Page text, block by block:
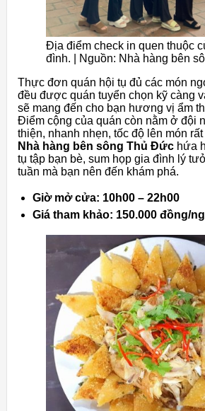
Địa điểm check in quen thuộc
đình. | Nguồn: Nhà hàng bên
Thực đơn quán hội tụ đủ các món
đều được quán tuyển chọn kỹ càng
sẽ mang đến cho bạn hương vị ẩm
Điểm cộng của quán còn nằm ở đội
thiện, nhanh nhẹn, tốc độ lên món
Nhà hàng bên sông Thủ Đức hứa
tụ tập bạn bè, sum họp gia đình lý
tuần mà bạn nên đến khám phá.
Giờ mở cửa: 10h00 – 22h00
Giá tham khảo: 150.000 đồng/